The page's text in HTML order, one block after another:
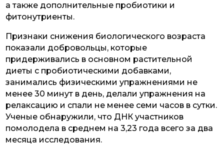
а также дополнительные пробиотики и
фитонутриенты.
Признаки снижения биологического возраста
показали добровольцы, которые
придерживались в основном растительной
диеты с пробиотическими добавками,
занимались физическими упражнениями не
менее 30 минут в день, делали упражнения на
релаксацию и спали не менее семи часов в сутки.
Ученые обнаружили, что ДНК участников
помолодела в среднем на 3,23 года всего за два
месяца исследования.